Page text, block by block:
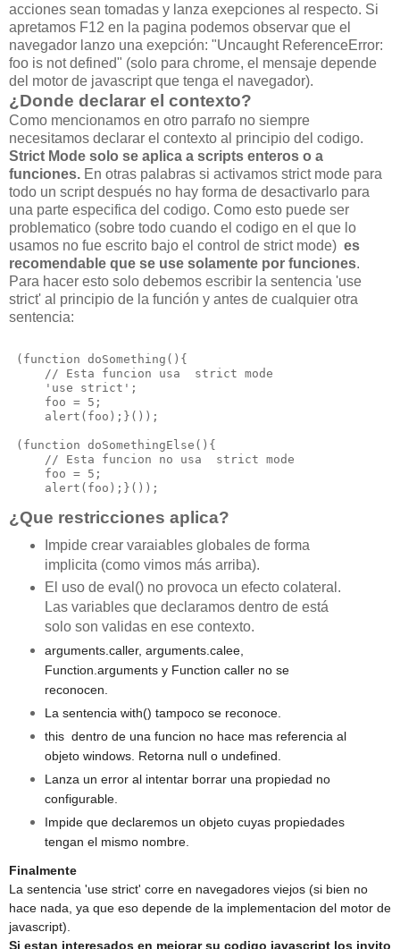
acciones sean tomadas y lanza exepciones al respecto. Si
apretamos F12 en la pagina podemos observar que el
navegador lanzo una exepción: "Uncaught ReferenceError:
foo is not defined" (solo para chrome, el mensaje depende
del motor de javascript que tenga el navegador).
¿Donde declarar el contexto?
Como mencionamos en otro parrafo no siempre
necesitamos declarar el contexto al principio del codigo.
Strict Mode solo se aplica a scripts enteros o a
funciones. En otras palabras si activamos strict mode para
todo un script después no hay forma de desactivarlo para
una parte especifica del codigo. Como esto puede ser
problematico (sobre todo cuando el codigo en el que lo
usamos no fue escrito bajo el control de strict mode) es
recomendable que se use solamente por funciones.
Para hacer esto solo debemos escribir la sentencia 'use
strict' al principio de la función y antes de cualquier otra
sentencia:
(function doSomething(){
     // Esta funcion usa  strict mode
     'use strict';
     foo = 5;
     alert(foo);}());
(function doSomethingElse(){
     // Esta funcion no usa  strict mode
     foo = 5;
¿Que restricciones aplica?
Impide crear varaiables globales de forma
implicita (como vimos más arriba).
El uso de eval() no provoca un efecto colateral.
Las variables que declaramos dentro de está
solo son validas en ese contexto.
arguments.caller, arguments.calee,
Function.arguments y Function caller no se
reconocen.
La sentencia with() tampoco se reconoce.
this dentro de una funcion no hace mas referencia al
objeto windows. Retorna null o undefined.
Lanza un error al intentar borrar una propiedad no
configurable.
Impide que declaremos un objeto cuyas propiedades
tengan el mismo nombre.
Finalmente
La sentencia 'use strict' corre en navegadores viejos (si bien no
hace nada, ya que eso depende de la implementacion del motor de
javascript).
Si estan interesados en mejorar su codigo javascript los invito